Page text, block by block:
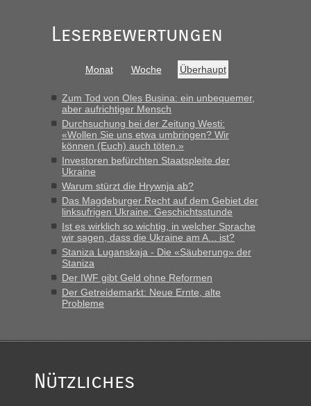
Grenzübergang zwischen Polen und der Ukraine geht es am
„Bin am Montag 15.6.26 um 8 Uhr in Urgyniw ausgereist,
das erste Mal an einem Montagmorgen ca. 15 Fahrzeuge
vor mir, bin sonst der Erste oder Zweite, egal, nach ca 20
Minuten wurde dann die nächste Welle...“
Berichte und Reisetipps • Re: An welchem
Grenzübergang zwischen Polen und der Ukraine geht es am
schnellsten?
„Derzeit, ist es überall sehr voll an den Grenzen Ukraine/
Polen. Zb. Krakovets 100 PKW ca. 10 h Wartezeit. Wollen
Montag rüber, versuchen es sehr früh.“
Leserbewertungen
Monat Woche Überhaupt
Zum Tod von Oles Busina: ein unbequemer,
aber aufrichtiger Mensch
Durchsuchung bei der Zeitung Westi:
«Wollen Sie uns etwa umbringen? Wir
können (Euch) auch töten.»
Investoren befürchten Staatspleite der
Ukraine
Warum stürzt die Hrywnja ab?
Das Magdeburger Recht auf dem Gebiet der
linksufrigen Ukraine: Geschichtsstunde
Ist es wirklich so wichtig, in welcher Sprache
wir sagen, dass die Ukraine am A... ist?
Staniza Luganskaja - Die «Säuberung» der
Staniza
Der IWF gibt Geld ohne Reformen
Der Getreidemarkt: Neue Ernte, alte
Probleme
Nützliches